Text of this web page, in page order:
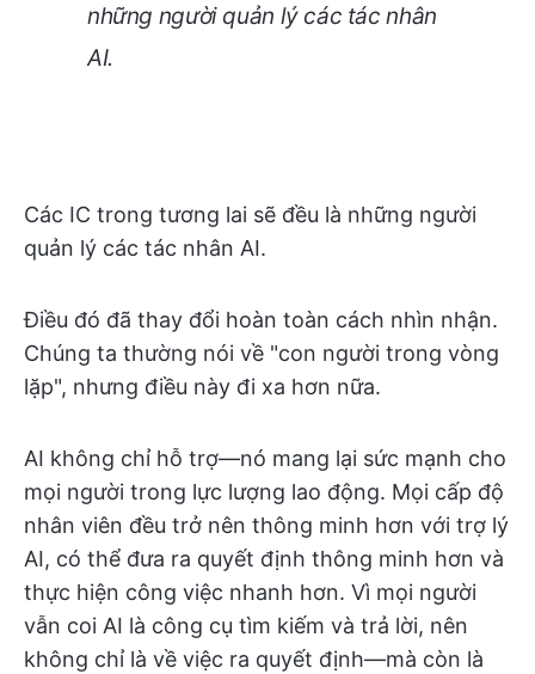
những người quản lý các tác nhân
AI.
Các IC trong tương lai sẽ đều là những người
quản lý các tác nhân AI.
Điều đó đã thay đổi hoàn toàn cách nhìn nhận.
Chúng ta thường nói về "con người trong vòng
lặp", nhưng điều này đi xa hơn nữa.
AI không chỉ hỗ trợ—nó mang lại sức mạnh cho
mọi người trong lực lượng lao động. Mọi cấp độ
nhân viên đều trở nên thông minh hơn với trợ lý
AI, có thể đưa ra quyết định thông minh hơn và
thực hiện công việc nhanh hơn. Vì mọi người
vẫn coi AI là công cụ tìm kiếm và trả lời, nên
không chỉ là về việc ra quyết định—mà còn là